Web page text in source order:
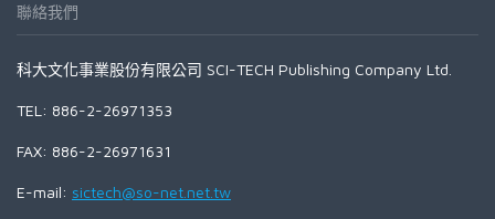
聯絡我們
科大文化事業股份有限公司 SCI-TECH Publishing Company Ltd.
TEL: 886-2-26971353
FAX: 886-2-26971631
E-mail: sictech@so-net.net.tw